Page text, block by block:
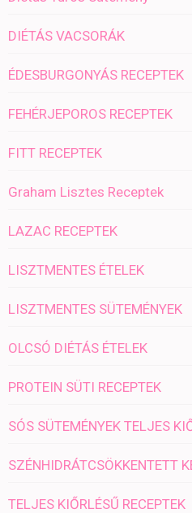
DIÉTÁS VACSORÁK
ÉDESBURGONYÁS RECEPTEK
FEHÉRJEPOROS RECEPTEK
FITT RECEPTEK
Graham Lisztes Receptek
LAZAC RECEPTEK
LISZTMENTES ÉTELEK
LISZTMENTES SÜTEMÉNYEK
OLCSÓ DIÉTÁS ÉTELEK
PROTEIN SÜTI RECEPTEK
SÓS SÜTEMÉNYEK TELJES
SZÉNHIDRÁTCSÖKKENTETT
TELJES KIŐRLÉSŰ RECEPTEK